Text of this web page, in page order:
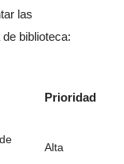
las
biblioteca:
Prioridad
Alta